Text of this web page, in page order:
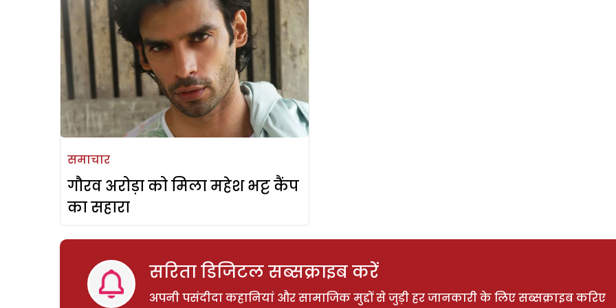
समाचार
गौरव अरोड़ा को मिला महेश भट्ट कैंप
का सहारा
सरिता डिजिटल सब्सक्राइब करें
अपनी पसंदीदा कहानियां और सामाजिक मुद्दों से जुड़ी हर जानकारी के लिए सब्सक्राइब करिए